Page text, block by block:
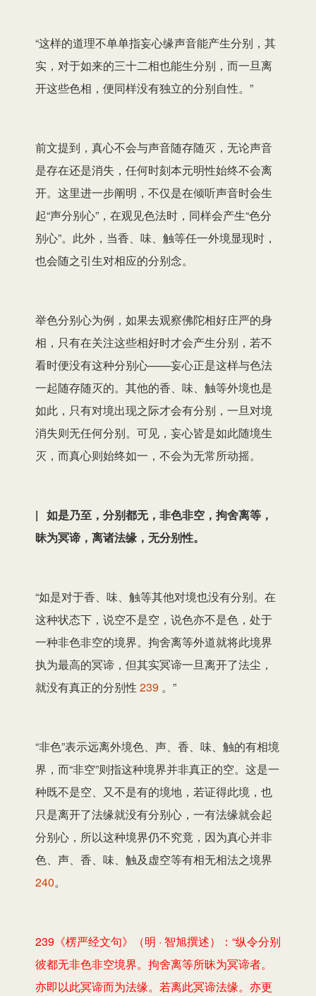
“这样的道理不单单指妄心缘声音能产生分别，其
实，对于如来的三十二相也能生分别，而一旦离
开这些色相，便同样没有独立的分别自性。”
前文提到，真心不会与声音随存随灭，无论声音
是存在还是消失，任何时刻本元明性始终不会离
开。这里进一步阐明，不仅是在倾听声音时会生
起“声分别心”，在观见色法时，同样会产生“色分
别心”。此外，当香、味、触等任一外境显现时，
也会随之引生对相应的分别念。
举色分别心为例，如果去观察佛陀相好庄严的身
相，只有在关注这些相好时才会产生分别，若不
看时便没有这种分别心——妄心正是这样与色法
一起随存随灭的。其他的香、味、触等外境也是
如此，只有对境出现之际才会有分别，一旦对境
消失则无任何分别。可见，妄心皆是如此随境生
灭，而真心则始终如一，不会为无常所动摇。
| 如是乃至，分别都无，非色非空，拘舍离等，
昧为冥谛，离诸法缘，无分别性。
“如是对于香、味、触等其他对境也没有分别。在
这种状态下，说空不是空，说色亦不是色，处于
一种非色非空的境界。拘舍离等外道就将此境界
执为最高的冥谛，但其实冥谛一旦离开了法尘，
就没有真正的分别性 239 。”
“非色”表示远离外境色、声、香、味、触的有相境
界，而“非空”则指这种境界并非真正的空。这是一
种既不是空、又不是有的境地，若证得此境，也
只是离开了法缘就没有分别心，一有法缘就会起
分别心，所以这种境界仍不究竟，因为真心并非
色、声、香、味、触及虚空等有相无相法之境界
240。
239《楞严经文句》（明 · 智旭撰述）：“纵令分别
彼都无非色非空境界。拘舍离等所昧为冥谛者。
亦即以此冥谛而为法缘。若离此冥谛法缘。亦更